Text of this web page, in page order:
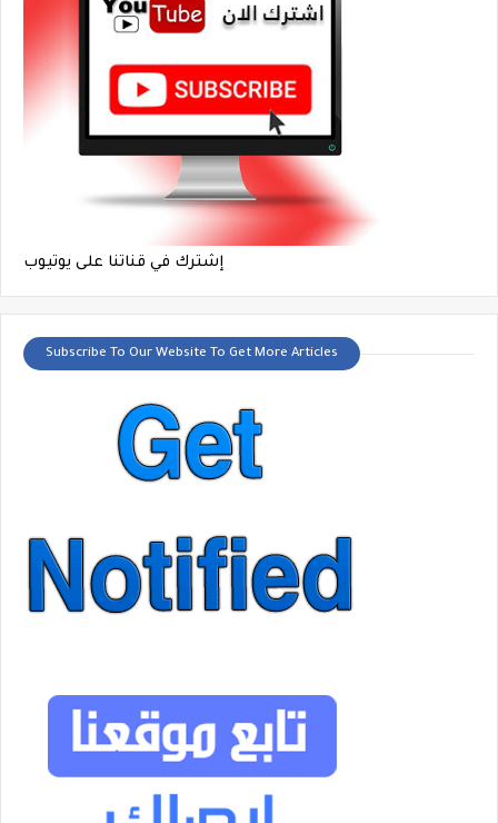
إشترك في قناتنا على يوتيوب
Subscribe To Our Website To Get More Articles